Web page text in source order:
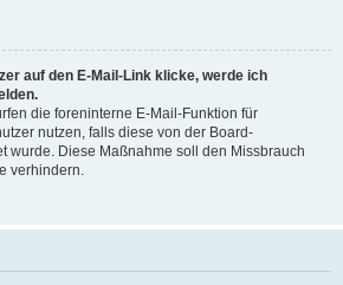
auf den E-Mail-Link klicke, werde ich
die foreninterne E-Mail-Funktion für
nutzen, falls diese von der Board-
wurde. Diese Maßnahme soll den Missbrauch
verhindern.